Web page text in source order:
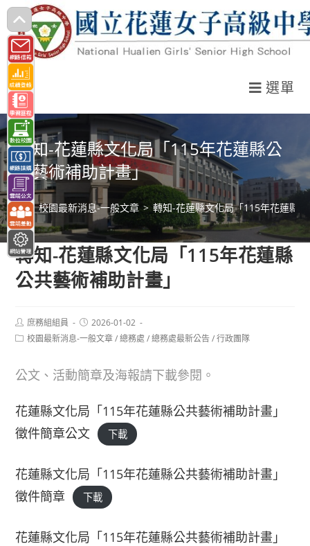
跳
轉
至
主
要
內
容
選單
轉知-花蓮縣文化局「115年花蓮縣公
共藝術補助計畫」
> 校園最新消息-一般文章 > 轉知-花蓮縣文化局「115年花蓮縣
轉知-花蓮縣文化局「115年花蓮縣
公共藝術補助計畫」
Post
author:
庶務組組員
Post
published:
2026-01-02
Post校園最新消息-一般文章 / 總務處 / 總務處最新公告 / 行政團隊
公文、活動簡章及海報請下載參閱。
花蓮縣文化局「115年花蓮縣公共藝術補助計畫」
徵件簡章公文
下載
花蓮縣文化局「115年花蓮縣公共藝術補助計畫」
徵件簡章
下載
花蓮縣文化局「115年花蓮縣公共藝術補助計畫」